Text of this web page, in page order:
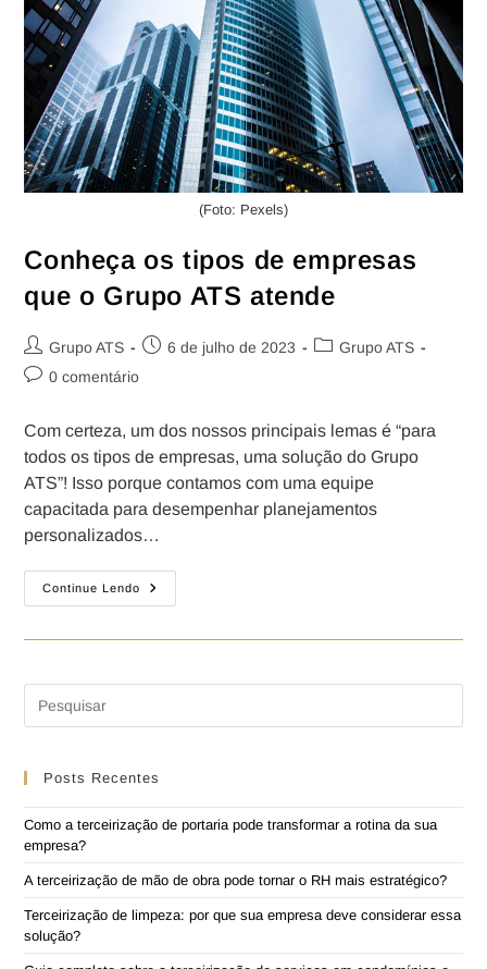
(Foto: Pexels)
Conheça os tipos de empresas
que o Grupo ATS atende
Grupo ATS 6 de julho de 2023
Grupo ATS
0 comentário
Com certeza, um dos nossos principais lemas é “para
todos os tipos de empresas, uma solução do Grupo
ATS”! Isso porque contamos com uma equipe
capacitada para desempenhar planejamentos
personalizados…
Continue Lendo
Posts Recentes
Como a terceirização de portaria pode transformar a rotina da sua
empresa?
A terceirização de mão de obra pode tornar o RH mais estratégico?
Terceirização de limpeza: por que sua empresa deve considerar essa
solução?